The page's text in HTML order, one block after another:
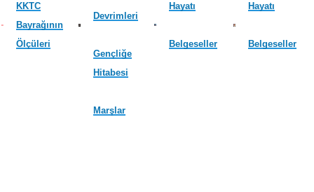
KKTC
Bayrağının
Ölçüleri
Devrimleri
Gençliğe
Hitabesi
Marşlar
Hayatı
Belgeseller
Hayatı
Belgeseller